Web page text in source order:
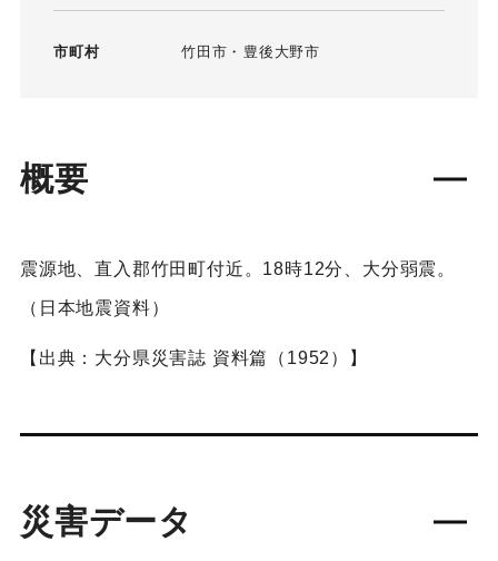
市町村 竹田市 豊後大野市
概要
震源地、直入郡竹田町付近。18時12分、大分弱震。
（日本地震資料）
【出典：大分県災害誌 資料篇（1952）】
災害データ